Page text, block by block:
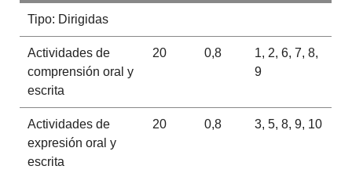
Tipo: Dirigidas
Actividades de
comprensión oral y
escrita
20 0,8
1, 2, 6, 7, 8,
9
Actividades de
expresión oral y
escrita
20 0,8 3, 5, 8, 9, 10